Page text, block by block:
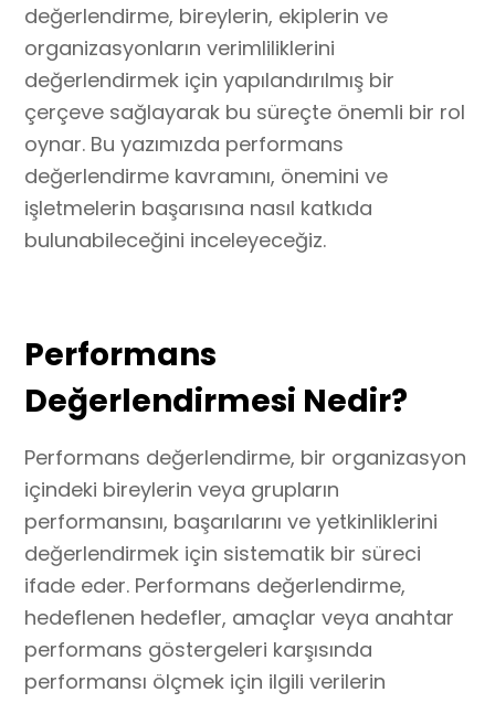
değerlendirme, bireylerin, ekiplerin ve
organizasyonların verimliliklerini
değerlendirmek için yapılandırılmış bir
çerçeve sağlayarak bu süreçte önemli bir rol
oynar. Bu yazımızda performans
değerlendirme kavramını, önemini ve
işletmelerin başarısına nasıl katkıda
bulunabileceğini inceleyeceğiz.
Performans
Değerlendirmesi Nedir?
Performans değerlendirme, bir organizasyon
içindeki bireylerin veya grupların
performansını, başarılarını ve yetkinliklerini
değerlendirmek için sistematik bir süreci
ifade eder. Performans değerlendirme,
hedeflenen hedefler, amaçlar veya anahtar
performans göstergeleri karşısında
performansı ölçmek için ilgili verilerin